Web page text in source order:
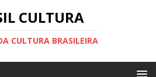
CULTURA
CULTURA BRASILEIRA